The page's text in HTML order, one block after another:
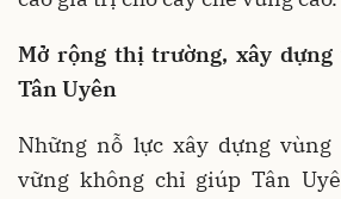
Mở rộng thị trường, xây
Tân Uyên
Những nỗ lực xây dựng
vững không chỉ giúp Tân